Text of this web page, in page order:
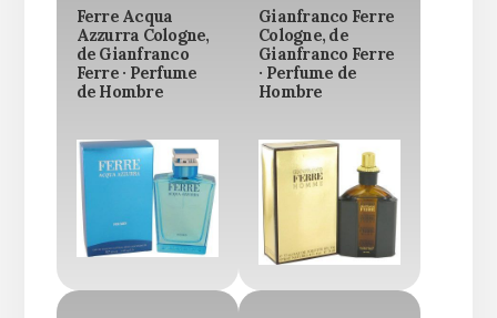
Ferre Acqua
Azzurra Cologne,
de Gianfranco
Ferre · Perfume
de Hombre
Gianfranco Ferre
Cologne, de
Gianfranco Ferre
· Perfume de
Hombre